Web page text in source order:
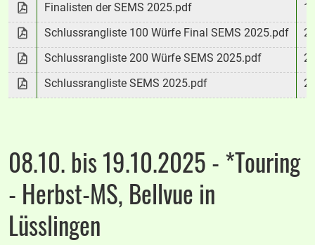
Finalisten der SEMS 2025.pdf
Schlussrangliste 100 Würfe Final SEMS 2025.pdf
Schlussrangliste 200 Würfe SEMS 2025.pdf
Schlussrangliste SEMS 2025.pdf
08.10. bis 19.10.2025 - *Touring
- Herbst-MS, Bellvue in
Lüsslingen